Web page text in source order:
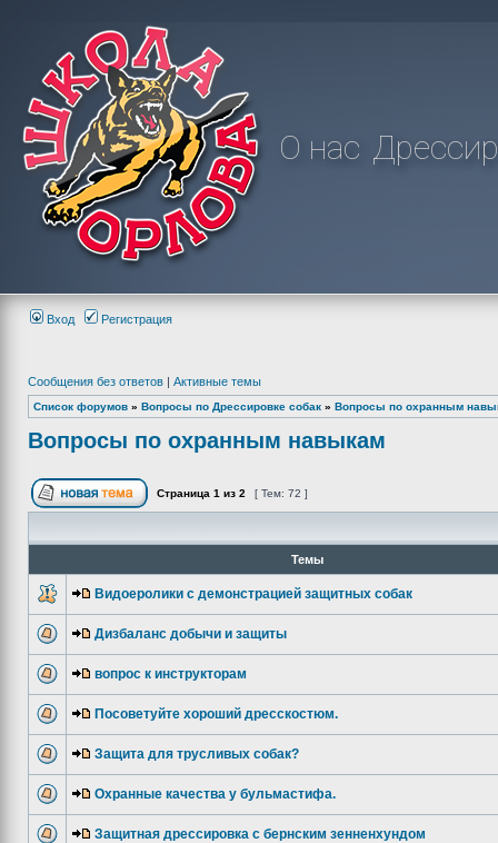
О нас
Вход Регистрация
Сообщения без ответов | Активные темы
Список форумов » Вопросы по Дрессировке собак » Вопросы по охранным
Вопросы по охранным навыкам
Страница 1 из 2 [ Тем: 72 ]
Темы
Видоеролики с демонстрацией защитных собак
Дизбаланс добычи и защиты
вопрос к инструкторам
Посоветуйте хороший дресскостюм.
Защита для трусливых собак?
Охранные качества у бульмастифа.
Защитная дрессировка с бернским зенненхундом